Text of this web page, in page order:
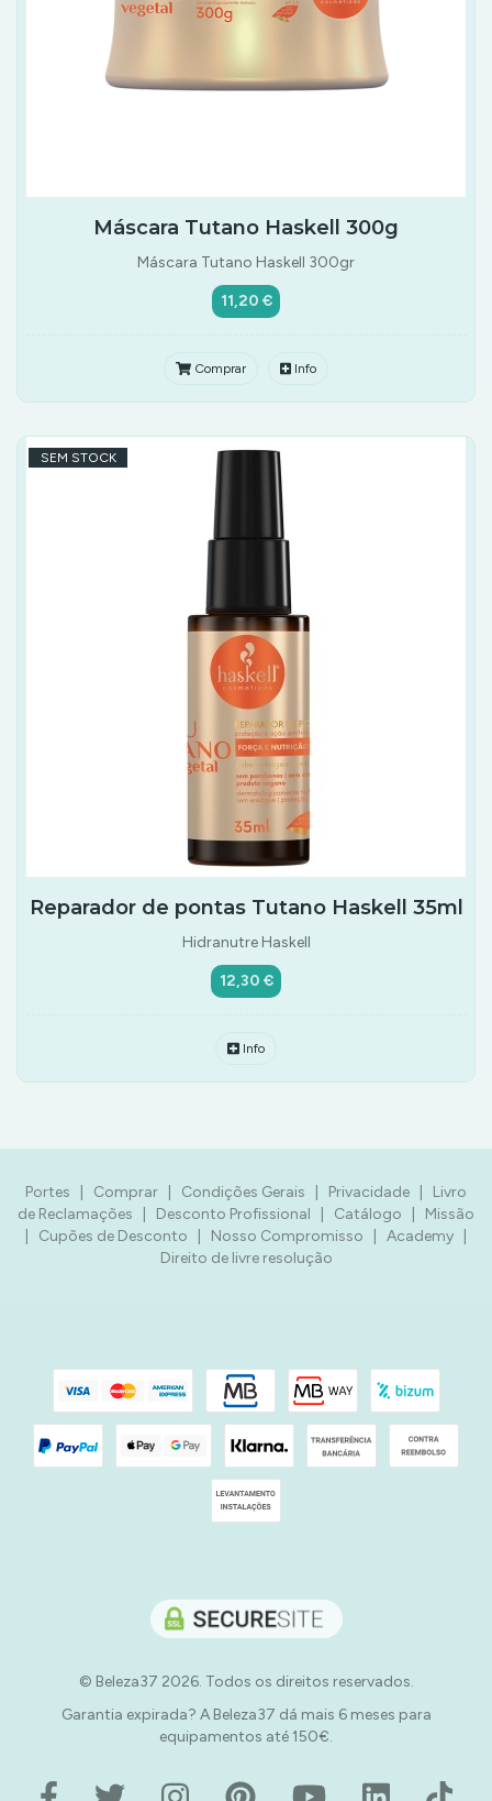
Máscara Tutano Haskell 300g
Máscara Tutano Haskell 300gr
11,20 €
Comprar Info
SEM STOCK
Reparador de pontas Tutano Haskell 35ml
Hidranutre Haskell
12,30 €
Info
Portes Comprar Condições Gerais Privacidade
Livro
de Reclamações
Desconto Profissional Catálogo
Missão
Cupões de Desconto Nosso Compromisso Academy
Direito de livre resolução
© Beleza37 2026. Todos os direitos reservados.
Garantia expirada? A Beleza37 dá mais 6 meses para
equipamentos até 150€.